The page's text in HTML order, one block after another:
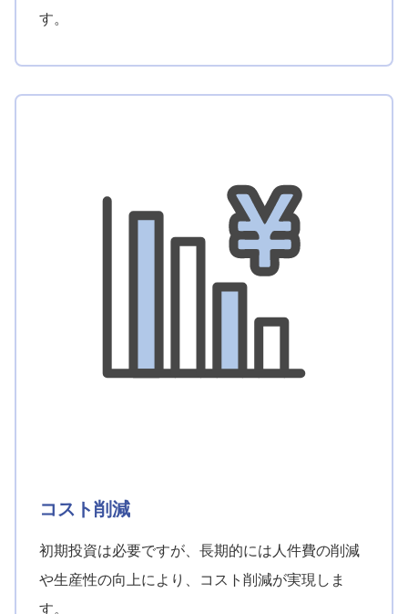
す。
コスト削減
初期投資は必要ですが、長期的には人件費の削減
や生産性の向上により、コスト削減が実現しま
す。